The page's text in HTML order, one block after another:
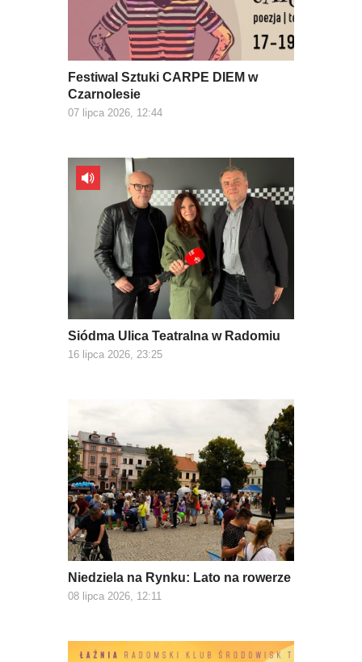
Festiwal Sztuki CARPE DIEM w
Czarnolesie
07 lipca 2026, 12:44
Siódma Ulica Teatralna w Radomiu
16 lipca 2026, 23:25
Niedziela na Rynku: Lato na rowerze
08 lipca 2026, 12:11